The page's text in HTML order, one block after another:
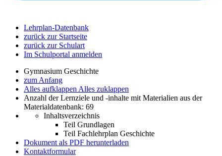
Lehrplan-Datenbank
zurück zur Startseite
zurück zur Schulart
Im Schulportal anmelden
Gymnasium Geschichte
zum Anfang
Alles aufklappen Alles zuklappen
Anzahl der Lernziele und -inhalte mit Materialien aus der
Materialdatenbank: 69
Inhaltsverzeichnis
Teil Grundlagen
Teil Fachlehrplan Geschichte
Dokument als PDF herunterladen
Kontaktformular